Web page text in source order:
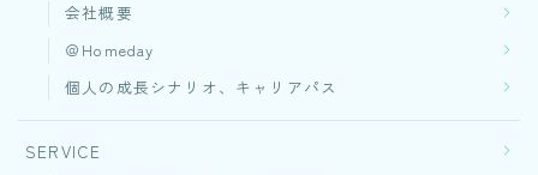
会社概要
＠Homeday
個人の成長シナリオ、キャリアパス
SERVICE